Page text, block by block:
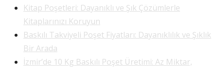
Kitap Poşetleri: Dayanıklı ve Şık Çözümlerle
Kitaplarınızı Koruyun
Baskılı Takviyeli Poşet Fiyatları: Dayanıklılık ve Şıklık
Bir Arada
İzmir’de 10 Kg Baskılı Poşet Üretimi: Az Miktar,